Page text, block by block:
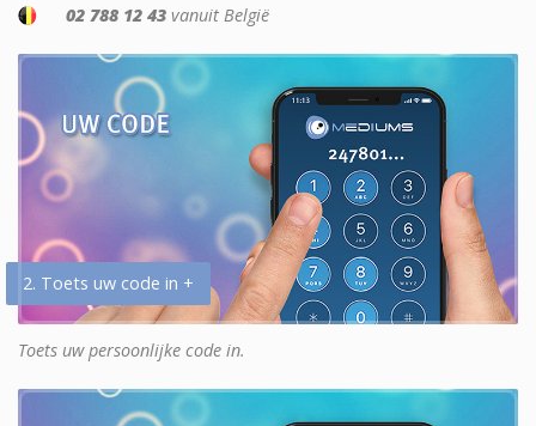
02 788 12 43 vanuit België
2. Toets uw code in +
Toets uw persoonlijke code in.